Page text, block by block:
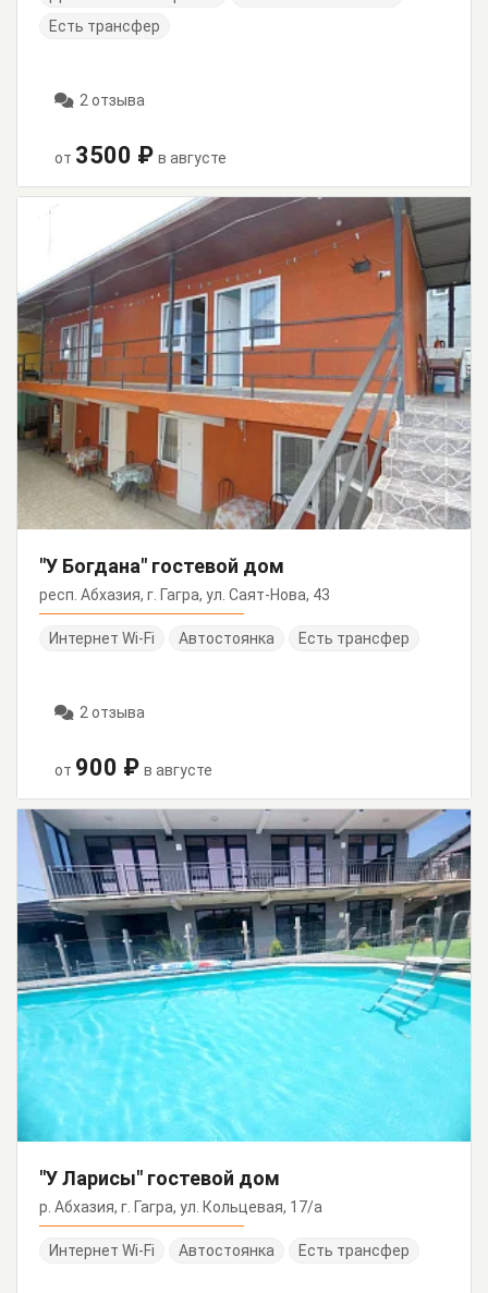
Есть трансфер
2 отзыва
от 3500 ₽ в августе
"У Богдана" гостевой дом
респ. Абхазия, г. Гагра, ул. Саят-Нова, 43
Интернет Wi-Fi Автостоянка Есть трансфер
2 отзыва
от 900 ₽ в августе
"У Ларисы" гостевой дом
р. Абхазия, г. Гагра, ул. Кольцевая, 17/а
Интернет Wi-Fi Автостоянка Есть трансфер